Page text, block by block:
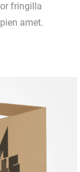
fringilla
amet.